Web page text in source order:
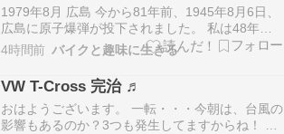
1979年8月 広島 今から81年前、1945年8月6日、
広島に原子爆弾が投下されました。 私は48年前
の1979年8月、東京から関西、四国、九州へとバ
イクで旅をし、その途中で広島を訪れました。 前
日の夜、広島平和記念公園の近くで野宿をし、翌
朝、目を覚ましたときに撮ったのがこの写…
4時間前 バイクと趣味に生きる
VW T-Cross 完治 ♬
おはようございます。 一転・・・今朝は、台風の
影響もあるのか？3つも発生してますからね！ 朝